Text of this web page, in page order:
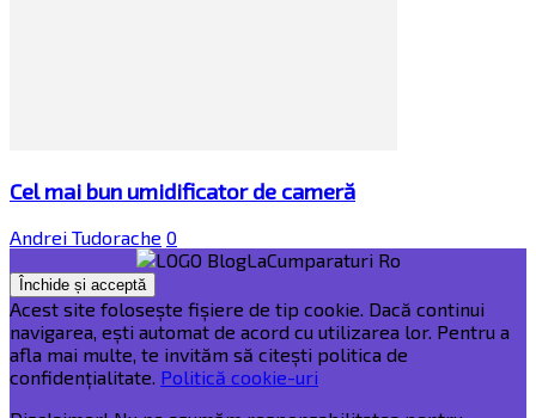
Cel mai bun umidificator de cameră
Andrei Tudorache 0
Acest site folosește fișiere de tip cookie. Dacă continui
navigarea, ești automat de acord cu utilizarea lor. Pentru a
afla mai multe, te invităm să citești politica de
confidențialitate. Politică cookie-uri